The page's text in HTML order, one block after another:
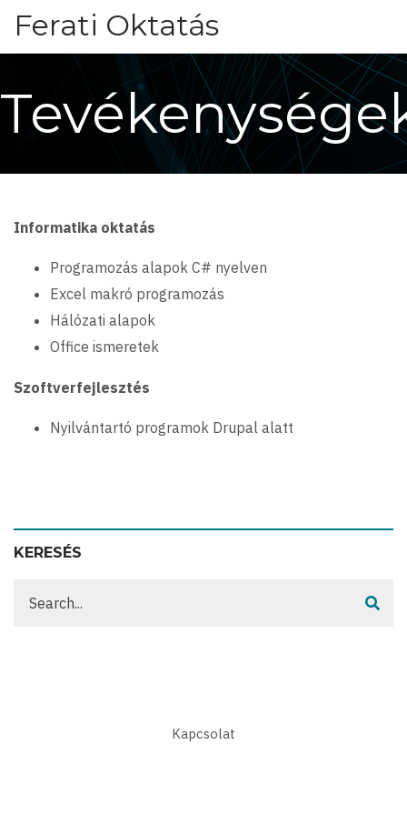
Ugrás
Ferati Oktatás
Informatika oktatás
Programozás alapok C# nyelven
Excel makró programozás
Hálózati alapok
Office ismeretek
Szoftverfejlesztés
Nyilvántartó programok Drupal alatt
KERESÉS
Kapcsolat